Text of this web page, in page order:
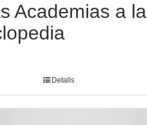
Academias a la
Detalls